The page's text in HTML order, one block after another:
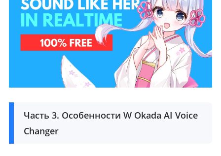
Часть 3. Особенности W Okada AI Voice
Changer